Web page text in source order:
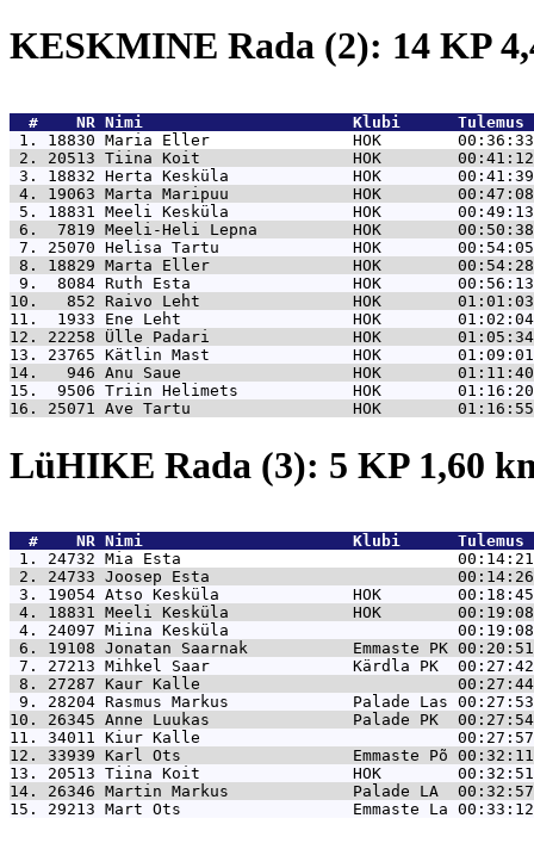
KESKMINE Rada (2): 14 KP
  #    NR
Nimi                      Klubi
1. 18830 Maria Eller               HOK        00:36:33
2. 20513 Tiina Koit                HOK        00:41:12
3. 18832 Herta Kesküla             HOK        00:41:39
4. 19063 Marta Maripuu             HOK        00:47:08
5. 18831 Meeli Kesküla             HOK        00:49:13
6.  7819 Meeli-Heli Lepna          HOK        00:50:38
7. 25070 Helisa Tartu              HOK        00:54:05
8. 18829 Marta Eller               HOK        00:54:28
9.  8084 Ruth Esta                 HOK        00:56:13
10.   852 Raivo Leht                HOK        01:01:03
11.  1933 Ene Leht                  HOK        01:02:04
12. 22258 Ülle Padari               HOK        01:05:34
13. 23765 Kätlin Mast               HOK        01:09:01
14.   946 Anu Saue                  HOK        01:11:40
15.  9506 Triin Helimets            HOK        01:16:20
16. 25071 Ave Tartu                 HOK        01:16:55
LüHIKE Rada (3): 5 KP 1,60
  #    NR
Nimi                      Klubi
1. 24732 Mia Esta                             00:14:21
2. 24733 Joosep Esta                          00:14:26
3. 19054 Atso Kesküla              HOK        00:18:45
4. 18831 Meeli Kesküla             HOK        00:19:08
4. 24097 Miina Kesküla                        00:19:08
6. 19108 Jonatan Saarnak           Emmaste PK
7. 27213 Mihkel Saar               Kärdla PK  00:27:42
8. 27287 Kaur Kalle                           00:27:44
9. 28204 Rasmus Markus             Palade Las 00:27:53
10. 26345 Anne Luukas               Palade PK  00:27:54
11. 34011 Kiur Kalle                           00:27:57
12. 33939 Karl Ots                  Emmaste Põ 00:32:11
13. 20513 Tiina Koit                HOK        00:32:51
14. 26346 Martin Markus             Palade LA  00:32:57
15. 29213 Mart Ots                  Emmaste La 00:33:12